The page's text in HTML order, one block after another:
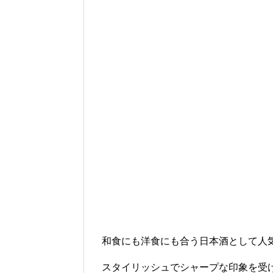
和食にも洋食にも合う日本酒として人
スタイリッシュでシャープな印象を